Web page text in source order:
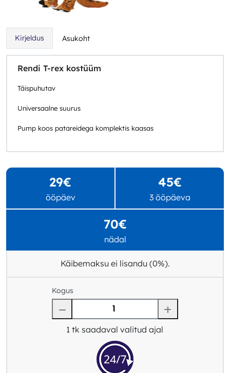
Kirjeldus Asukoht
Rendi T-rex kostüüm
Täispuhutav
Universaalne suurus
Pump koos patareidega komplektis kaasas
29€
ööpäev
45€
3 ööpäeva
70€
nädal
Käibemaksu ei lisandu (0%).
Kogus
1 tk saadaval valitud ajal